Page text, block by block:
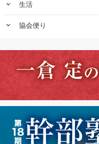
keyboard_arrow_down 生活
keyboard_arrow_down 協会便り